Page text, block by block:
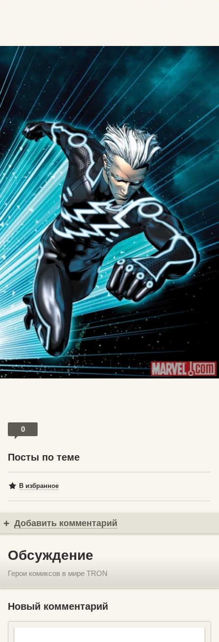
0
Посты по теме
В избранное
Добавить комментарий
Обсуждение
Герои комиксов в мире TRON
Новый комментарий